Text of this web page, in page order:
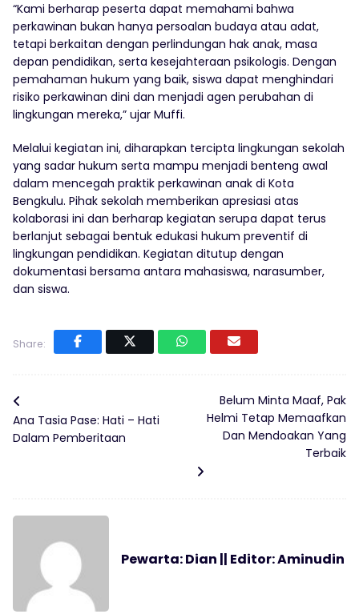
“Kami berharap peserta dapat memahami bahwa
perkawinan bukan hanya persoalan budaya atau adat,
tetapi berkaitan dengan perlindungan hak anak, masa
depan pendidikan, serta kesejahteraan psikologis. Dengan
pemahaman hukum yang baik, siswa dapat menghindari
risiko perkawinan dini dan menjadi agen perubahan di
lingkungan mereka,” ujar Muffi.
Melalui kegiatan ini, diharapkan tercipta lingkungan sekolah
yang sadar hukum serta mampu menjadi benteng awal
dalam mencegah praktik perkawinan anak di Kota
Bengkulu. Pihak sekolah memberikan apresiasi atas
kolaborasi ini dan berharap kegiatan serupa dapat terus
berlanjut sebagai bentuk edukasi hukum preventif di
lingkungan pendidikan. Kegiatan ditutup dengan
dokumentasi bersama antara mahasiswa, narasumber,
dan siswa.
Share:
Ana Tasia Pase: Hati – Hati
Dalam Pemberitaan
Belum Minta Maaf, Pak
Helmi Tetap Memaafkan
Dan Mendoakan Yang
Terbaik
Pewarta: Dian || Editor: Aminudin